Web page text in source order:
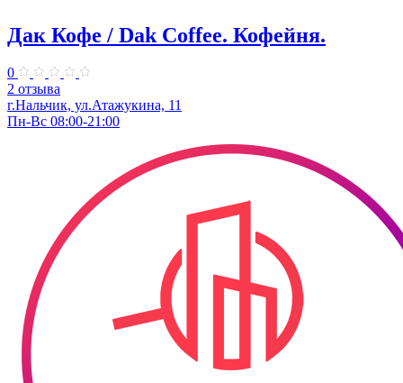
Дак Кофе / Dak Coffee. Кофейня.
0
2 отзыва
г.Нальчик, ул.Атажукина, 11
Пн-Вс 08:00-21:00